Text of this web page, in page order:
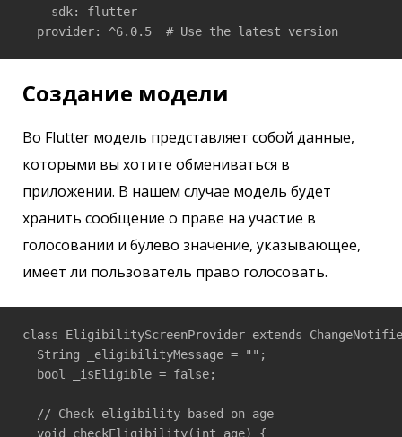
    sdk: flutter
Создание модели
Во Flutter модель представляет собой данные,
которыми вы хотите обмениваться в
приложении. В нашем случае модель будет
хранить сообщение о праве на участие в
голосовании и булево значение, указывающее,
имеет ли пользователь право голосовать.
class EligibilityScreenProvider extends
  String _eligibilityMessage = "";
  bool _isEligible = false;
  // Check eligibility based on age
  void checkEligibility(int age) {